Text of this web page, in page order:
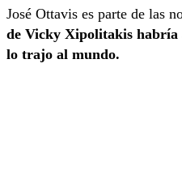
José Ottavis es parte de las
de Vicky Xipolitakis habría
lo trajo al mundo.